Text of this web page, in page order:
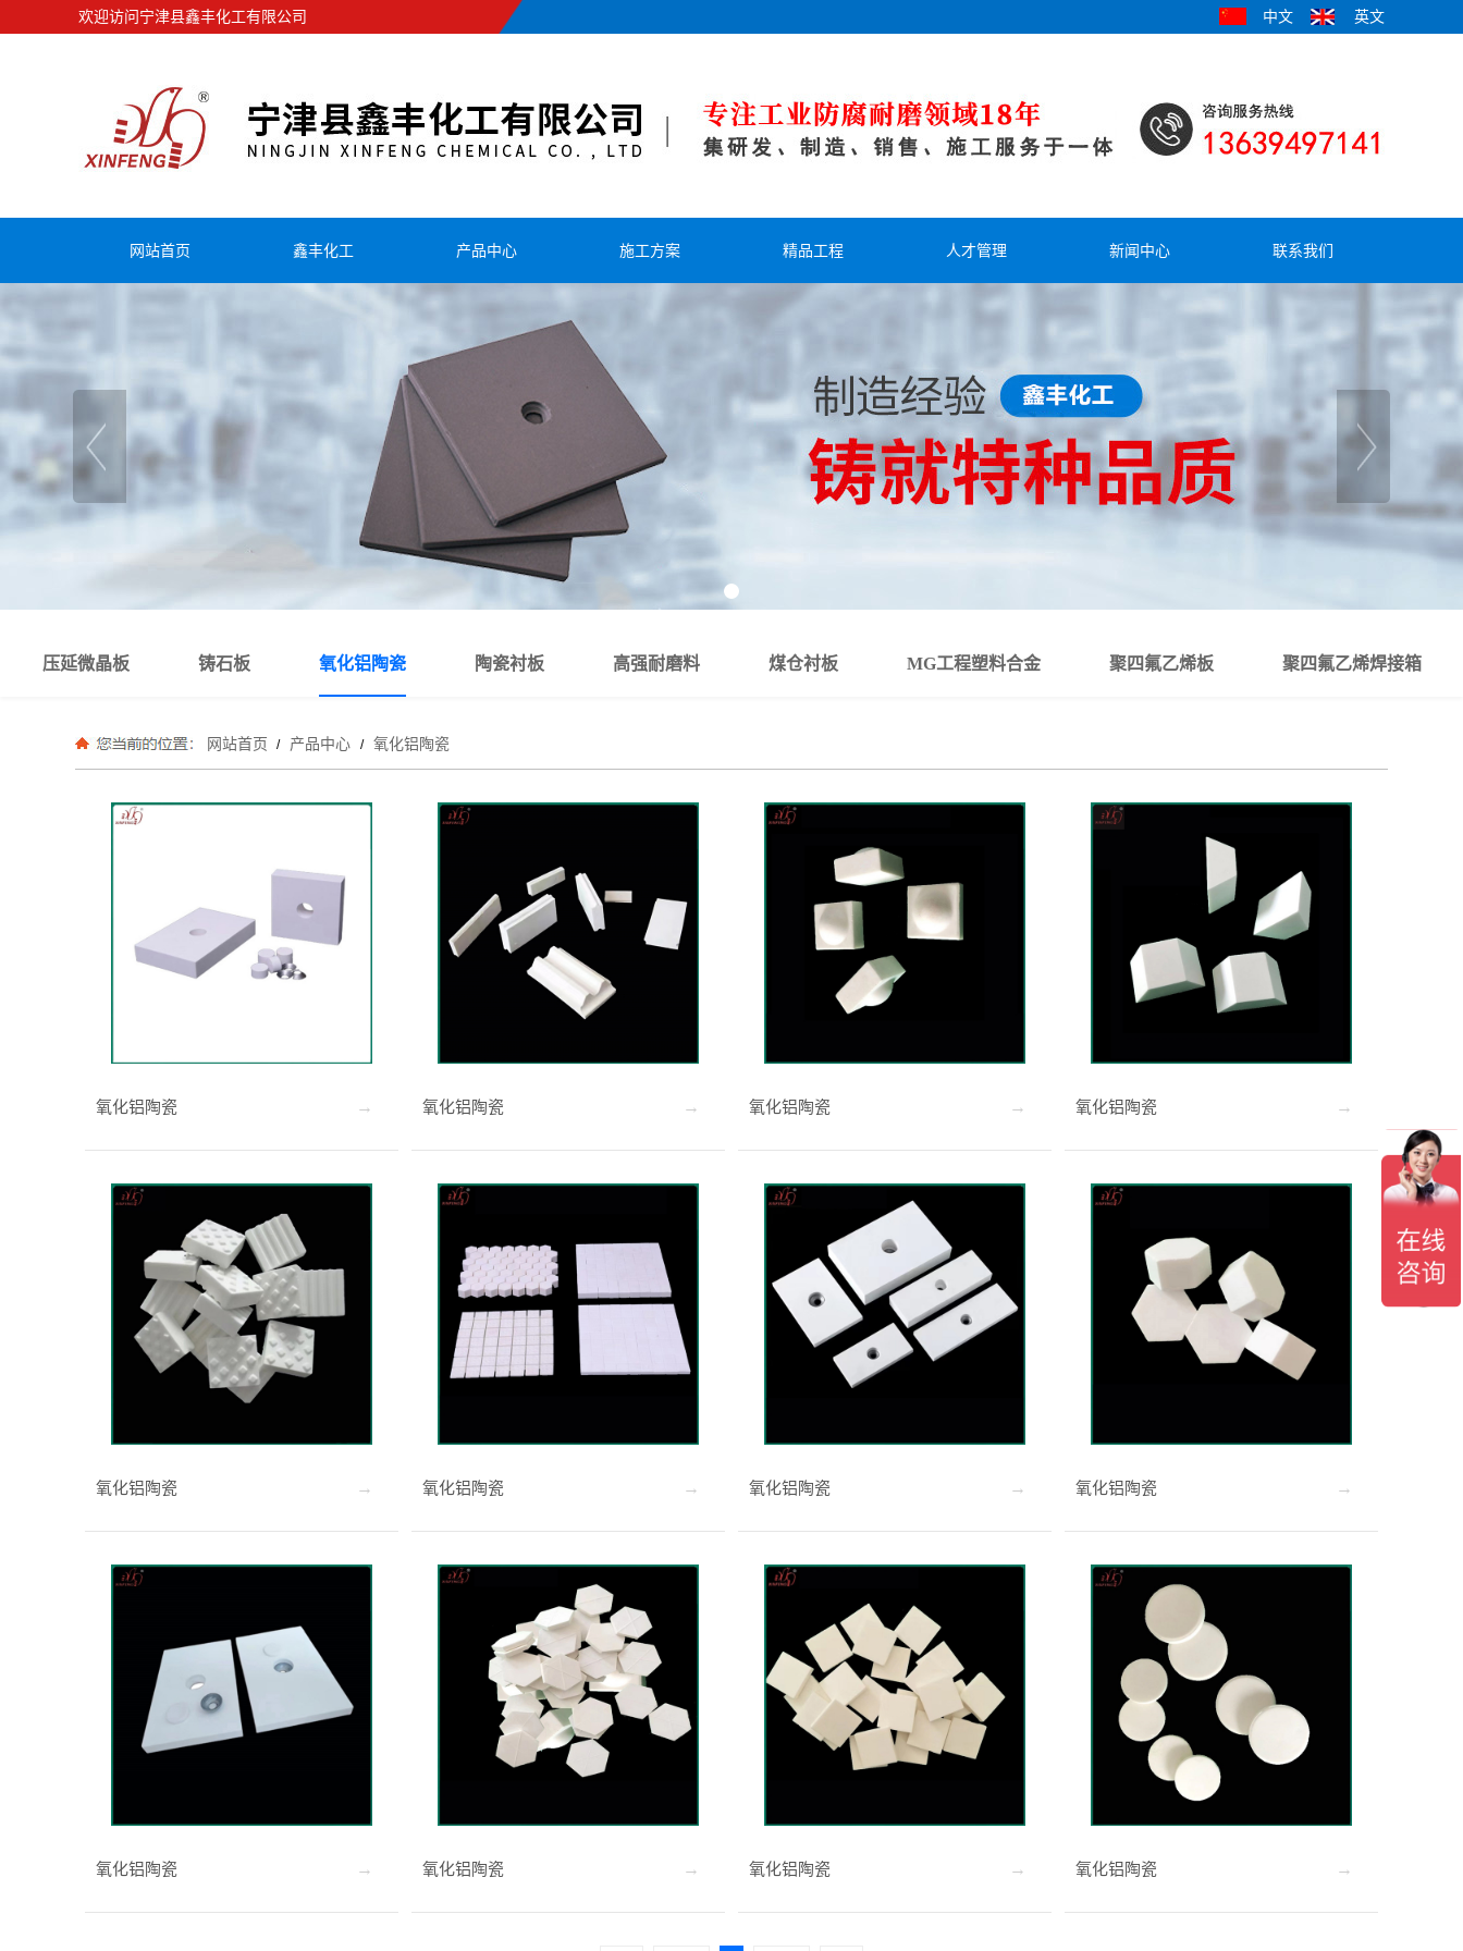
欢迎访问宁津县鑫丰化工有限公司 中文 英文
网站首页 鑫丰化工 产品中心 施工方案 精品工程 人才管理 新闻中心 联系我们
压延微晶板 铸石板 氧化铝陶瓷 陶瓷衬板 高强耐磨料 煤仓衬板 MG工程塑料合金 聚四氟乙烯板 聚四氟乙烯焊接箱
网站首页 / 产品中心 / 氧化铝陶瓷
氧化铝陶瓷 氧化铝陶瓷 氧化铝陶瓷 氧化铝陶瓷
氧化铝陶瓷 氧化铝陶瓷 氧化铝陶瓷 氧化铝陶瓷
氧化铝陶瓷 氧化铝陶瓷 氧化铝陶瓷 氧化铝陶瓷